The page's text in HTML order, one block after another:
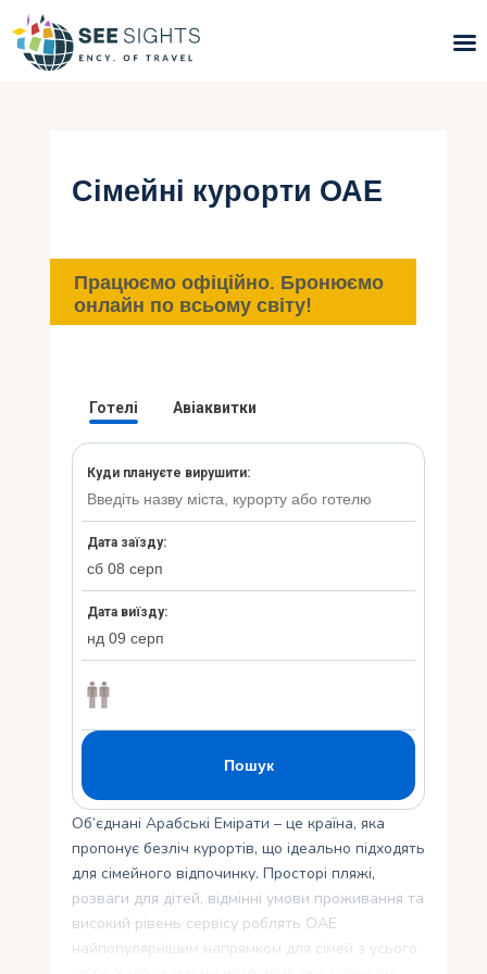
Гарячі тури
Країни
Інфо
Контакти
Сімейні курорти ОАЕ
Працюємо офіційно. Бронюємо
онлайн по всьому світу!
Об’єднані Арабські Емірати – це країна, яка
пропонує безліч курортів, що ідеально підходять
для сімейного відпочинку. Просторі пляжі,
розваги для дітей, відмінні умови проживання та
високий рівень сервісу роблять ОАЕ
найпопулярнішим напрямком для сімей з усього